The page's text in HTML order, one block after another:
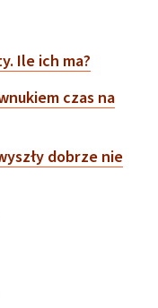
Ile ich ma?
czas na
dobrze nie